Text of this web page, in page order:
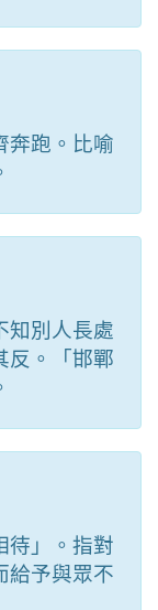
奔跑。比喻
知別人長處
反。「邯鄲
待」。指對
給予與眾不